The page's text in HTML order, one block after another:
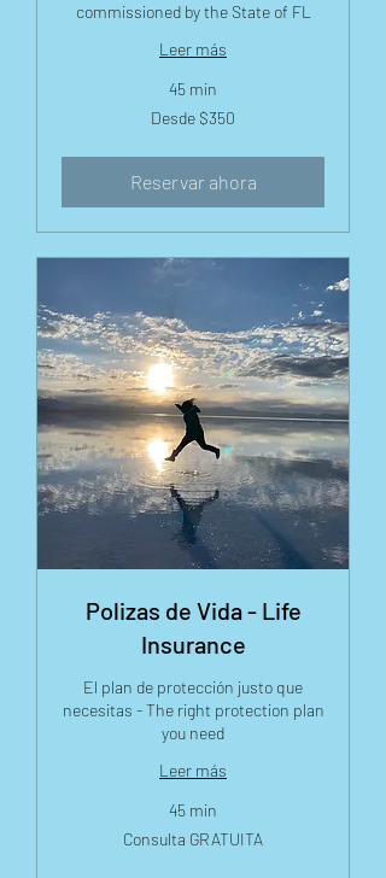
commissioned by the State of FL
Leer más
45 min
Desde $350
Reservar ahora
Polizas de Vida - Life
Insurance
El plan de protección justo que
necesitas - The right protection plan
you need
Leer más
45 min
Consulta GRATUITA